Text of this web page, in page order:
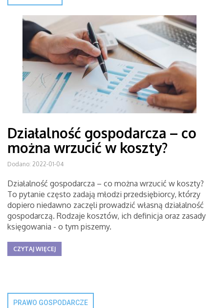
Działalność gospodarcza – co
można wrzucić w koszty?
Dodano: 2022-01-04
Działalność gospodarcza – co można wrzucić w koszty?
To pytanie często zadają młodzi przedsiębiorcy, którzy
dopiero niedawno zaczęli prowadzić własną działalność
gospodarczą. Rodzaje kosztów, ich definicja oraz zasady
księgowania - o tym piszemy.
CZYTAJ WIĘCEJ
PRAWO GOSPODARCZE